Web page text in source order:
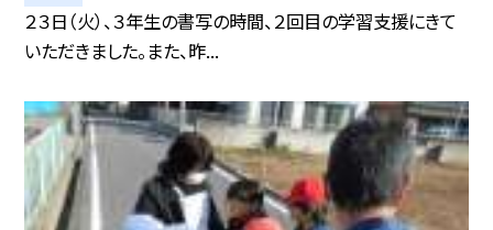
２３日（火）、３年生の書写の時間、２回目の学習支援にきて
いただきました。また、昨...